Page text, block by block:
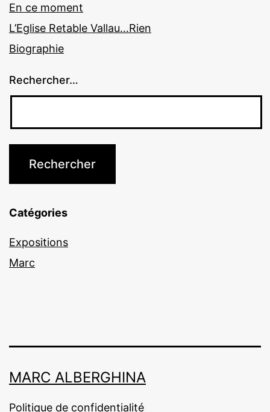
En ce moment
L’Eglise Retable Vallau…Rien
Biographie
Rechercher…
Catégories
Expositions
Marc
MARC ALBERGHINA
Politique de confidentialité